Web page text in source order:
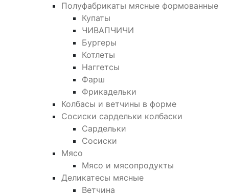
Полуфабрикаты мясные формованные
Купаты
ЧИВАПЧИЧИ
Бургеры
Котлеты
Наггетсы
Фарш
Фрикадельки
Колбасы и ветчины в форме
Сосиски сардельки колбаски
Сардельки
Сосиски
Мясо
Мясо и мясопродукты
Деликатесы мясные
Ветчина